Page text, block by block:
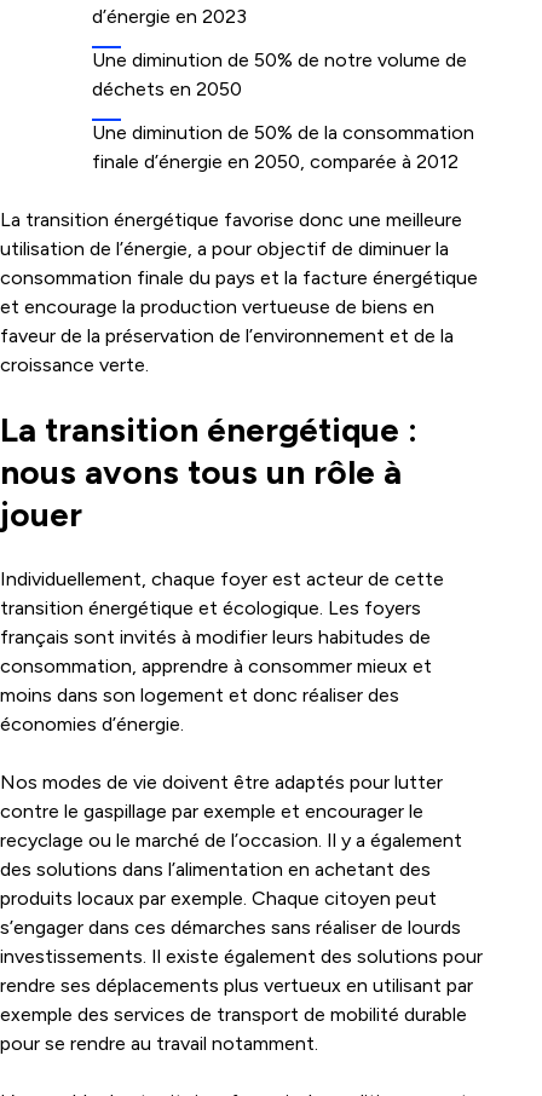
d’énergie en 2023
Une diminution de 50% de notre volume de
déchets en 2050
Une diminution de 50% de la consommation
finale d’énergie en 2050, comparée à 2012
La transition énergétique favorise donc une meilleure
utilisation de l’énergie, a pour objectif de diminuer la
consommation finale du pays et la facture énergétique
et encourage la production vertueuse de biens en
faveur de la préservation de l’environnement et de la
croissance verte.
La transition énergétique :
nous avons tous un rôle à
jouer
Individuellement, chaque foyer est acteur de cette
transition énergétique et écologique. Les foyers
français sont invités à modifier leurs habitudes de
consommation, apprendre à consommer mieux et
moins dans son logement et donc réaliser des
économies d’énergie.
Nos modes de vie doivent être adaptés pour lutter
contre le gaspillage par exemple et encourager le
recyclage ou le marché de l’occasion. Il y a également
des solutions dans l’alimentation en achetant des
produits locaux par exemple. Chaque citoyen peut
s’engager dans ces démarches sans réaliser de lourds
investissements. Il existe également des solutions pour
rendre ses déplacements plus vertueux en utilisant par
exemple des services de transport de mobilité durable
pour se rendre au travail notamment.